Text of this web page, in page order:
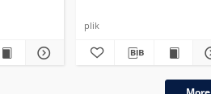
plik